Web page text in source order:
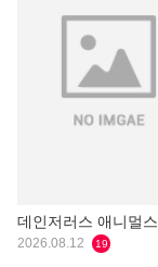
데인저러스 애니멀스
2026.08.12 19